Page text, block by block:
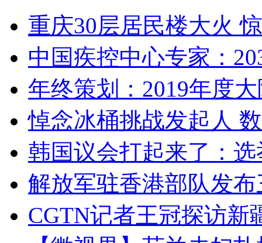
重庆30层居民楼大火
中国疾控中心专家：
年终策划：2019年度
悼念冰桶挑战发起人
韩国议会打起来了：
解放军驻香港部队发
CGTN记者王冠探访新